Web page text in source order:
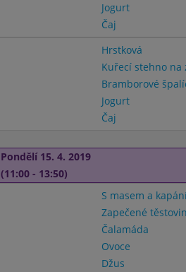
Jogurt
Čaj
Hrstková
Kuřecí stehno na
Bramborové
Jogurt
Čaj
Pondělí 15. 4. 2019
(11:00 - 13:50)
S masem a
Zapečené
Čalamáda
Ovoce
Džus